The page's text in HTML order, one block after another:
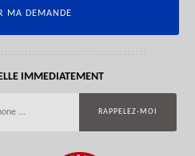
IMMEDIATEMENT